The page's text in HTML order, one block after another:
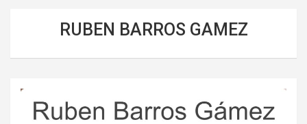
RUBEN BARROS GAMEZ